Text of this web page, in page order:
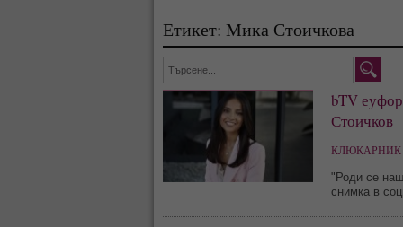
Етикет: Мика Стоичкова
bTV
Стоичков
КЛЮКАРНИК
"Роди се
снимка в